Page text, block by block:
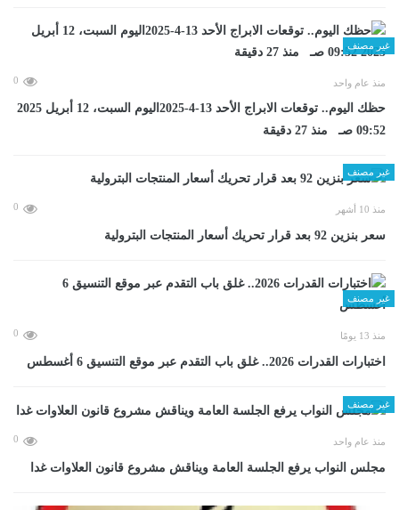
غير مصنف
منذ عام واحد 0
حظك اليوم.. توقعات الابراج الأحد 13-4-2025اليوم السبت، 12 أبريل 2025
09:52 صـ منذ 27 دقيقة
غير مصنف
منذ 10 أشهر 0
سعر بنزين 92 بعد قرار تحريك أسعار المنتجات البترولية
غير مصنف
منذ 13 يومًا 0
اختبارات القدرات 2026.. غلق باب التقدم عبر موقع التنسيق 6 أغسطس
غير مصنف
منذ عام واحد 0
مجلس النواب يرفع الجلسة العامة ويناقش مشروع قانون العلاوات غدا